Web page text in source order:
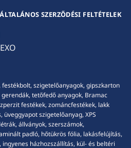
ÁLTALÁNOS SZERZŐDÉSI FELTÉTELEK
szigetelőanyagok, gipszkarton
gerendák, tetőfedő anyagok, Bramac
festékek, zománcfestékek, lakk
szigetelőanyag, XPS
állványok, szerszámok,
padló, hőtükrös fólia, lakásfelújítás,
házhozszállítás, kül- és beltéri